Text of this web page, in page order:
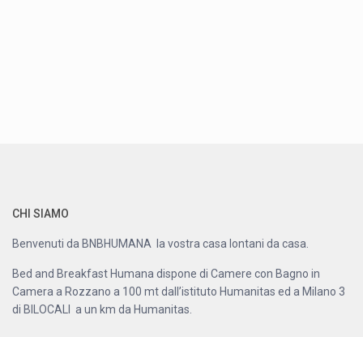
CHI SIAMO
Benvenuti da BNBHUMANA la vostra casa lontani da casa.
Bed and Breakfast Humana dispone di Camere con Bagno in
Camera a Rozzano a 100 mt dall’istituto Humanitas ed a Milano 3
di BILOCALI a un km da Humanitas.